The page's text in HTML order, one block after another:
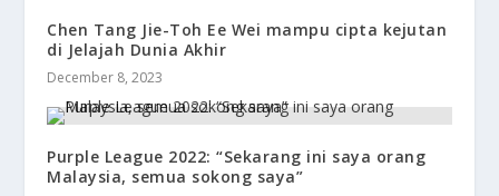
Chen Tang Jie-Toh Ee Wei mampu cipta kejutan
di Jelajah Dunia Akhir
December 8, 2023
Purple League 2022: “Sekarang ini saya orang
Malaysia, semua sokong saya”